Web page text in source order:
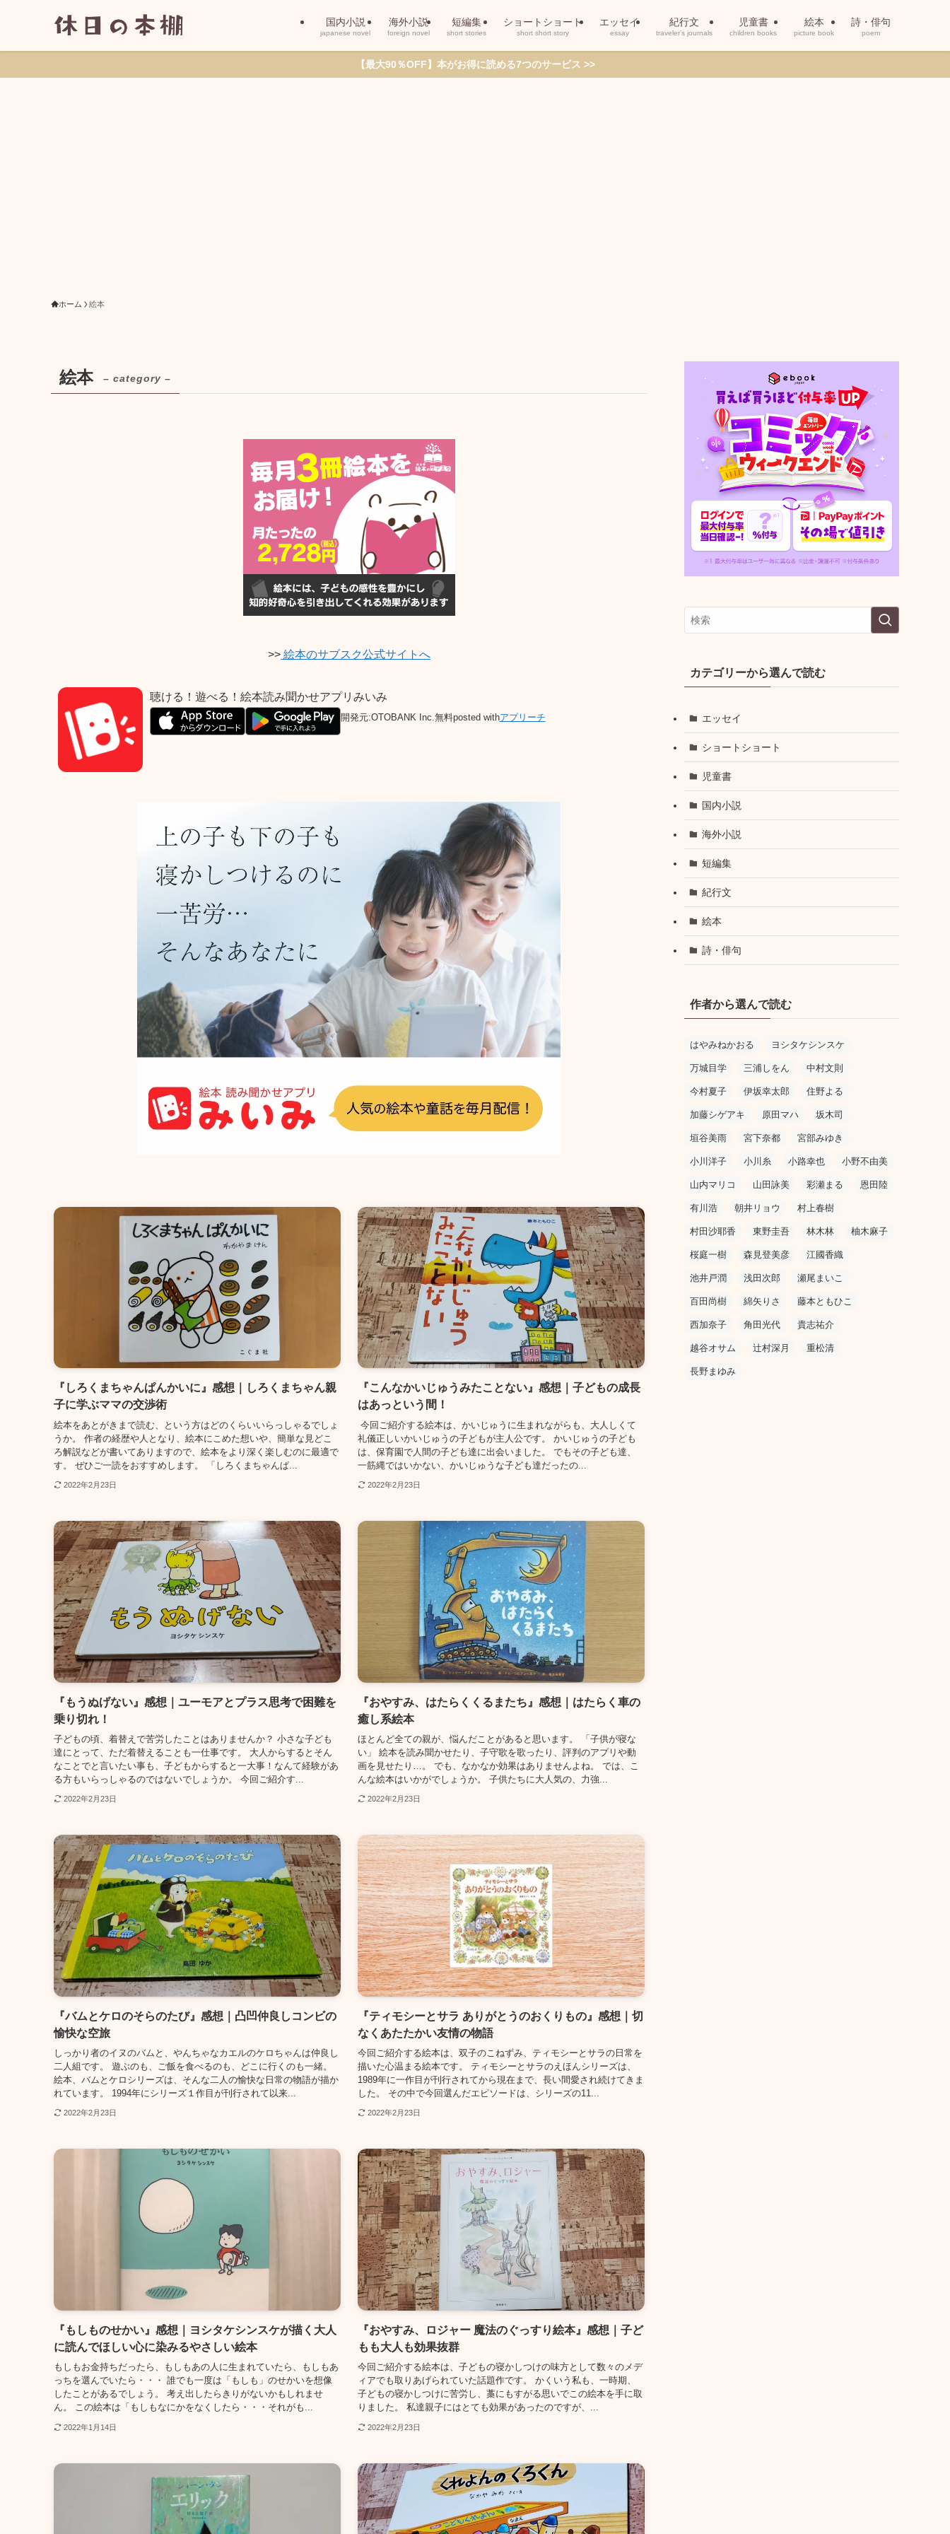
国内小説
japanese novel
海外小説
foreign novel
短編集
short stories
ショートショート
short short story
エッセイ
essay
紀行文
traveler’s journals
児童書
children books
絵本
picture book
詩・俳句
poem
【最大90％OFF】本がお得に読める7つのサービス >>
ホーム 絵本
絵本 – category –
>> 絵本のサブスク公式サイトへ
聴ける！遊べる！絵本読み聞かせアプリみいみ
開発元:OTOBANK Inc.無料posted withアプリーチ
『しろくまちゃんぱんかいに』感想｜しろくまちゃん親
子に学ぶママの交渉術
絵本をあとがきまで読む、という方はどのくらいいらっしゃるでしょ
うか。 作者の経歴や人となり、絵本にこめた想いや、簡単な見どこ
ろ解説などが書いてありますので、絵本をより深く楽しむのに最適で
す。 ぜひご一読をおすすめします。 「しろくまちゃんぱ...
2022年2月23日
『こんなかいじゅうみたことない』感想｜子どもの成長
はあっという間！
今回ご紹介する絵本は、かいじゅうに生まれながらも、大人しくて
礼儀正しいかいじゅうの子どもが主人公です。 かいじゅうの子ども
は、保育園で人間の子ども達に出会いました。 でもその子ども達、
一筋縄ではいかない、かいじゅうな子ども達だったの...
2022年2月23日
『もうぬげない』感想｜ユーモアとプラス思考で困難を
乗り切れ！
子どもの頃、着替えで苦労したことはありませんか？ 小さな子ども
達にとって、ただ着替えることも一仕事です。 大人からするとそん
なことでと言いたい事も、子どもからすると一大事！なんて経験があ
る方もいらっしゃるのではないでしょうか。 今回ご紹介す...
2022年2月23日
『おやすみ、はたらくくるまたち』感想｜はたらく車の
癒し系絵本
ほとんど全ての親が、悩んだことがあると思います。 「子供が寝な
い」 絵本を読み聞かせたり、子守歌を歌ったり、評判のアプリや動
画を見せたり…。 でも、なかなか効果はありませんよね。 では、こ
んな絵本はいかがでしょうか。 子供たちに大人気の、力強...
2022年2月23日
『バムとケロのそらのたび』感想｜凸凹仲良しコンビの
愉快な空旅
しっかり者のイヌのバムと、やんちゃなカエルのケロちゃんは仲良し
二人組です。 遊ぶのも、ご飯を食べるのも、どこに行くのも一緒。
絵本、バムとケロシリーズは、そんな二人の愉快な日常の物語が描か
れています。 1994年にシリーズ１作目が刊行されて以来...
2022年2月23日
『ティモシーとサラ ありがとうのおくりもの』感想｜切
なくあたたかい友情の物語
今回ご紹介する絵本は、双子のこねずみ、ティモシーとサラの日常を
描いた心温まる絵本です。 ティモシーとサラのえほんシリーズは、
1989年に一作目が刊行されてから現在まで、長い間愛され続けてきま
した。 その中で今回選んだエピソードは、シリーズの11...
2022年2月23日
『もしものせかい』感想｜ヨシタケシンスケが描く大人
に読んでほしい心に染みるやさしい絵本
もしもお金持ちだったら、もしもあの人に生まれていたら、もしもあ
っちを選んでいたら・・・ 誰でも一度は「もしも」のせかいを想像
したことがあるでしょう。 考え出したらきりがないかもしれませ
ん。 この絵本は「もしもなにかをなくしたら・・・それがも...
2022年1月14日
『おやすみ、ロジャー 魔法のぐっすり絵本』感想｜子ど
もも大人も効果抜群
今回ご紹介する絵本は、子どもの寝かしつけの味方として数々のメデ
ィアでも取りあげられていた話題作です。 かくいう私も、一時期、
子どもの寝かしつけに苦労し、藁にもすがる思いでこの絵本を手に取
りました。 私達親子にはとても効果があったのですが、...
2022年2月23日
カテゴリーから選んで読む
エッセイ
ショートショート
児童書
国内小説
海外小説
短編集
紀行文
絵本
詩・俳句
作者から選んで読む
はやみねかおる ヨシタケシンスケ
万城目学 三浦しをん 中村文則
今村夏子 伊坂幸太郎 住野よる
加藤シゲアキ 原田マハ 坂木司
垣谷美雨 宮下奈都 宮部みゆき
小川洋子 小川糸 小路幸也 小野不由美
山内マリコ 山田詠美 彩瀬まる 恩田陸
有川浩 朝井リョウ 村上春樹
村田沙耶香 東野圭吾 林木林 柚木麻子
桜庭一樹 森見登美彦 江國香織
池井戸潤 浅田次郎 瀬尾まいこ
百田尚樹 綿矢りさ 藤本ともひこ
西加奈子 角田光代 貴志祐介
越谷オサム 辻村深月 重松清
長野まゆみ